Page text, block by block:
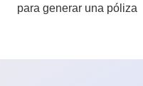
para generar una póliza